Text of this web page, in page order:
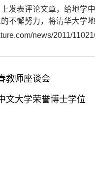
发表评论文章，给地学
不懈努力，将清华大学
news/2011/
教师座谈会
文大学荣誉博士学位